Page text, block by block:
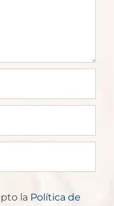
la Política de